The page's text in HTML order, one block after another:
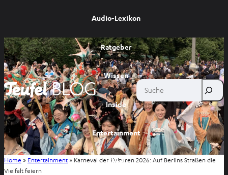
Audio-Lexikon
Ratgeber
Wissen
Inside
Entertainment
Shop
Suche
Home » Entertainment » Karneval der Kulturen 2026: Auf Berlins Straßen die
Vielfalt feiern